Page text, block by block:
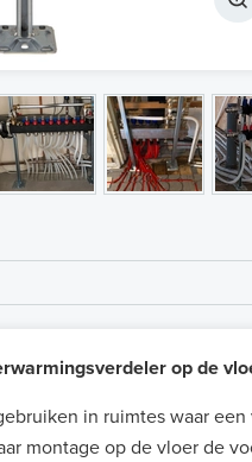
op de
in ruimtes waar
montage op de vloer de